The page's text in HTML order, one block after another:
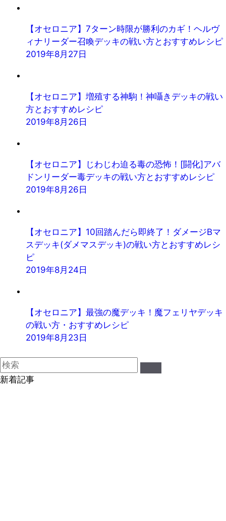
【オセロニア】7ターン時限が勝利のカギ！ヘルヴ
ィナリーダー召喚デッキの戦い方とおすすめレシピ
2019年8月27日
【オセロニア】増殖する神駒！神囁きデッキの戦い
方とおすすめレシピ
2019年8月26日
【オセロニア】じわじわ迫る毒の恐怖！[闘化]アバ
ドンリーダー毒デッキの戦い方とおすすめレシピ
2019年8月26日
【オセロニア】10回踏んだら即終了！ダメージBマ
スデッキ(ダメマスデッキ)の戦い方とおすすめレシ
ピ
2019年8月24日
【オセロニア】最強の魔デッキ！魔フェリヤデッキ
の戦い方・おすすめレシピ
2019年8月23日
新着記事